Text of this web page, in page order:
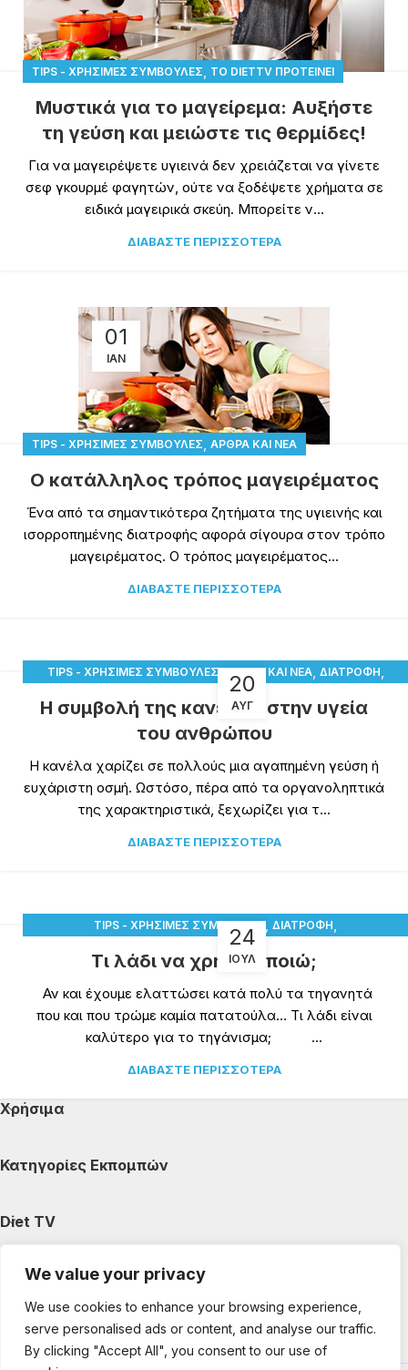
We value your privacy
We use cookies to enhance your browsing experience,
serve personalised ads or content, and analyse our traffic.
By clicking "Accept All", you consent to our use of
TIPS - ΧΡΉΣΙΜΕΣ ΣΥΜΒΟΥΛΈΣ, ΤΟ DIETTV ΠΡΟΤΕΊΝΕΙ
Μυστικά για το μαγείρεμα: Αυξήστε
τη γεύση και μειώστε τις θερμίδες!
Για να μαγειρέψετε υγιεινά δεν χρειάζεται να γίνετε
σεφ γκουρμέ φαγητών, ούτε να ξοδέψετε χρήματα σε
ειδικά μαγειρικά σκεύη. Μπορείτε ν...
ΔΙΑΒΆΣΤΕ ΠΕΡΙΣΣΌΤΕΡΑ
01
ΙΑΝ
TIPS - ΧΡΉΣΙΜΕΣ ΣΥΜΒΟΥΛΈΣ, ΆΡΘΡΑ ΚΑΙ ΝΈΑ
Ο κατάλληλος τρόπος μαγειρέματος
Ένα από τα σημαντικότερα ζητήματα της υγιεινής και
ισορροπημένης διατροφής αφορά σίγουρα στον τρόπο
μαγειρέματος. Ο τρόπος μαγειρέματος...
ΔΙΑΒΆΣΤΕ ΠΕΡΙΣΣΌΤΕΡΑ
20
ΑΥΓ
TIPS - ΧΡΉΣΙΜΕΣ ΣΥΜΒΟΥΛΈΣ,ΆΡΘΡΑ ΚΑΙ ΝΈΑ, ΔΙΑΤΡΟΦΉ,
ΥΓΕΊΑ
Η συμβολή της κανέλας στην υγεία
του ανθρώπου
Η κανέλα χαρίζει σε πολλούς μια αγαπημένη γεύση ή
ευχάριστη οσμή. Ωστόσο, πέρα από τα οργανοληπτικά
της χαρακτηριστικά, ξεχωρίζει για τ...
ΔΙΑΒΆΣΤΕ ΠΕΡΙΣΣΌΤΕΡΑ
24
ΙΟΎΛ
TIPS - ΧΡΉΣΙΜΕΣ ΣΥΜΒΟΥΛΈΣ, ΔΙΑΤΡΟΦΉ,
ΕΣΕΊΣ ΡΩΤΆΤΕ ΕΜΕΊΣ ΑΠΑΝΤΆΜΕ
Τι λάδι να χρησιμοποιώ;
Αν και έχουμε ελαττώσει κατά πολύ τα τηγανητά
που και που τρώμε καμία πατατούλα… Τι λάδι είναι
καλύτερο για το τηγάνισμα; ...
ΔΙΑΒΆΣΤΕ ΠΕΡΙΣΣΌΤΕΡΑ
Χρήσιμα
Κατηγορίες Εκπομπών
Diet TV
Κατηγορίες Άρθρων
Ακολουθήστε μας